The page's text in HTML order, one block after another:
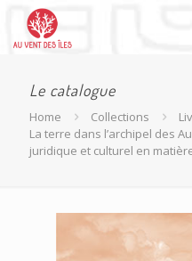
Le catalogue
Home Collections
La terre dans l’archipel des
juridique et culturel en